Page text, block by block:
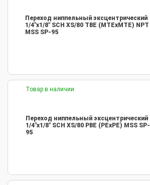
Переход ниппельный эксцентрический
1/4"х1/8" SCH XS/80 TBE (MTEхMTE) NPT
MSS SP-95
Товар в наличии
Переход ниппельный эксцентрический
1/4"х1/8" SCH XS/80 PBE (PEхPE) MSS SP-
95